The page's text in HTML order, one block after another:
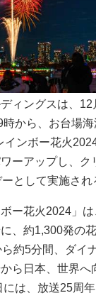
ィングスは、12
時から、お台場
インボー花火
ーアップし、ク
として実施され
ー花火2024」は
、約1,300発の
約5分間、ダイ
ら日本、世界へ
には、放送25周